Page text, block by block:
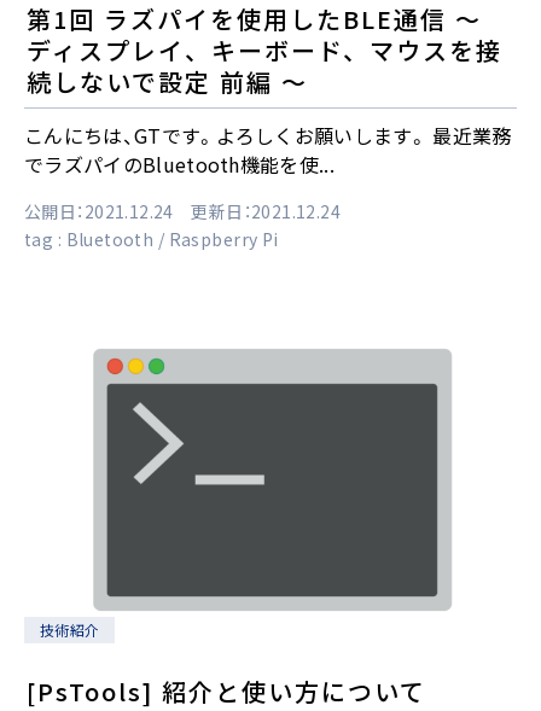
第1回 ラズパイを使用したBLE通信 ～
ディスプレイ、キーボード、マウスを接
続しないで設定 前編 ～
こんにちは、GTです。よろしくお願いします。 最近業務
でラズパイのBluetooth機能を使...
公開日：2021.12.24 更新日：2021.12.24
tag : Bluetooth Raspberry Pi
技術紹介
[PsTools] 紹介と使い方について